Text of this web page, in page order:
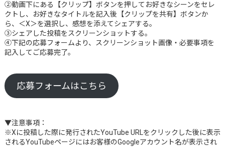
②動画下にある【クリップ】ボタンを押してお好きなシーンをセレ
クトし、お好きなタイトルを記入後【クリップを共有】ボタンか
ら、＜X＞を選択し、感想を添えてシェアする。
③シェアした投稿をスクリーンショットする。
④下記の応募フォームより、スクリーンショット画像・必要事項を
記入してご応募完了。
応募フォームはこちら
▼注意事項：
※Xに投稿した際に発行されたYouTube URLをクリックした後に表示
されるYouTubeページにはお客様のGoogleアカウント名が表示され